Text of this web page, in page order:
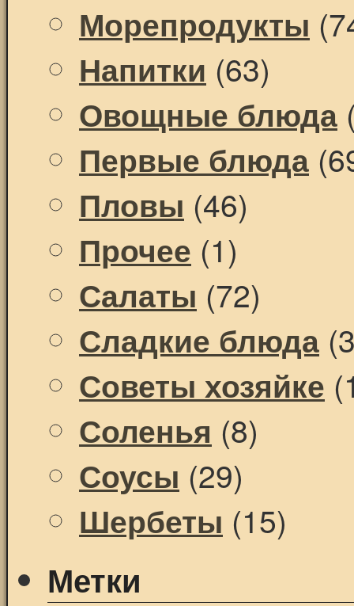
Морепродукты
Напитки (63)
Овощные блюда
Первые блюда
Пловы (46)
Прочее (1)
Салаты (72)
Сладкие блюда
Советы хозяйке
Соленья (8)
Соусы (29)
Шербеты (15)
Метки